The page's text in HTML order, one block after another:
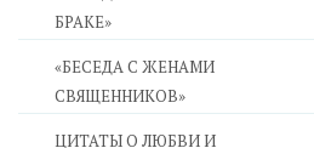
БРАКЕ»
«БЕСЕДА С ЖЕНАМИ
СВЯЩЕННИКОВ»
ЦИТАТЫ О ЛЮБВИ И